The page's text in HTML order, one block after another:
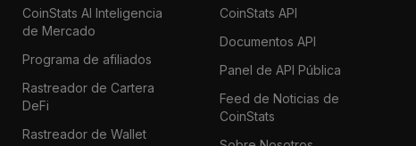
CoinStats AI Inteligencia
de Mercado
Programa de afiliados
Rastreador de Cartera
DeFi
Rastreador de Wallet
CoinStats API
Documentos API
Panel de API Pública
Feed de Noticias de
CoinStats